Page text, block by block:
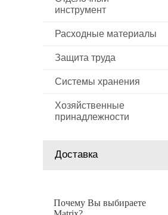
инструмент
Расходные материалы
Защита труда
Системы хранения
Хозяйственные
принадлежности
Доставка
Почему Вы выбираете